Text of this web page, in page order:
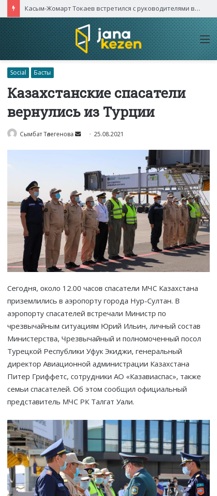
Касым-Жомарт Токаев встретился с руководителями высокотехнологичных компаний Китая
Social Басты
Казахстанские спасатели
вернулись из Турции
Сымбат Төлегенова
Send 25.08.2021
Сегодня, около 12.00 часов спасатели МЧС Казахстана
приземлились в аэропорту города Нур-Султан. В
аэропорту спасателей встречали Министр по
чрезвычайным ситуациям Юрий Ильин, личный состав
Министерства, Чрезвычайный и полномоченный посол
Турецкой Республики Уфук Экиджи, генеральный
директор Авиационной администрации Казахстана
Питер Гриффетс, сотрудники АО «Казавиаспас», также
семьи спасателей. Об этом сообщил официальный
представитель МЧС РК Талгат Уали.